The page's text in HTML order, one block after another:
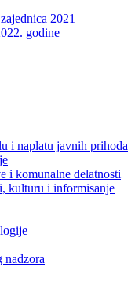
2021
godine
i naplatu javnih prihoda
i komunalne delatnosti
kulturu i informisanje
nadzora